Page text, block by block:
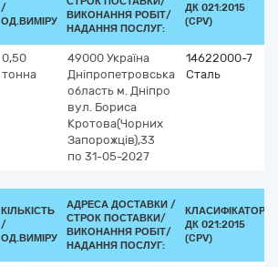
/
ОД.ВИМІРУ
ВИКОНАННЯ РОБІТ/
НАДАННЯ ПОСЛУГ:
ДК 021:2015
(CPV)
0,50
тонна
49000 Україна
Дніпропетровська
область м. Дніпро
вул. Бориса
Кротова(Чорних
Запорожців),33
по 31-05-2027
14622000-7
Сталь
КІЛЬКІСТЬ
/
ОД.ВИМІРУ
АДРЕСА ДОСТАВКИ /
СТРОК ПОСТАВКИ/
ВИКОНАННЯ РОБІТ/
НАДАННЯ ПОСЛУГ:
КЛАСИФІКАТОР
ДК 021:2015
(CPV)